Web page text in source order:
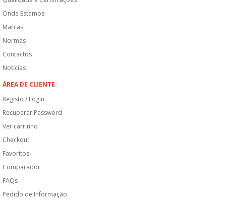
Onde Estamos
Marcas
Normas
Contactos
Notícias
ÁREA DE CLIENTE
Registo / Login
Recuperar Password
Ver carrinho
Checkout
Favoritos
Comparador
FAQs
Pedido de Informação